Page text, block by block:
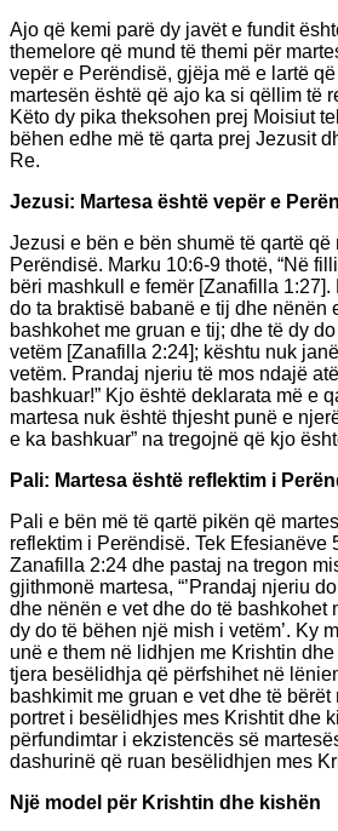
Ajo që kemi parë dy javët e fundit
themelore që mund të themi për
vepër e Perëndisë, gjëja më e lartë
martesën është që ajo ka si qëllim të
Këto dy pika theksohen prej Moisiut
bëhen edhe më të qarta prej Jezusit
Re.
Jezusi: Martesa është vepër e
Jezusi e bën e bën shumë të qartë që
Perëndisë. Marku 10:6-9 thotë, “Në
bëri mashkull e femër [Zanafilla
do ta braktisë babanë e tij dhe nënën
bashkohet me gruan e tij; dhe të dy
vetëm [Zanafilla 2:24]; kështu nuk
vetëm. Prandaj njeriu të mos ndajë
bashkuar!” Kjo është deklarata më e
martesa nuk është thjesht punë e
e ka bashkuar” na tregojnë që kjo
Pali: Martesa është reflektim i
Pali e bën më të qartë pikën që
reflektim i Perëndisë. Tek Efesianëve
Zanafilla 2:24 dhe pastaj na tregon
gjithmonë martesa, “’Prandaj njeriu
dhe nënën e vet dhe do të bashkohet
dy do të bëhen një mish i vetëm’. Ky
unë e them në lidhjen me Krishtin
tjera besëlidhja që përfshihet në
bashkimit me gruan e vet dhe të
portret i besëlidhjes mes Krishtit dhe
përfundimtar i ekzistencës së
dashurinë që ruan besëlidhjen mes
Një model për Krishtin dhe kishën